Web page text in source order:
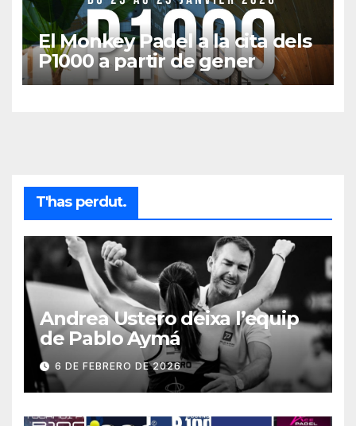
El Monkey Padel a la cita dels
P1000 a partir de gener
T'has perdut.
Andrea Ustero deixa l’equip
de Pablo Aymá
6 DE FEBRERO DE 2026